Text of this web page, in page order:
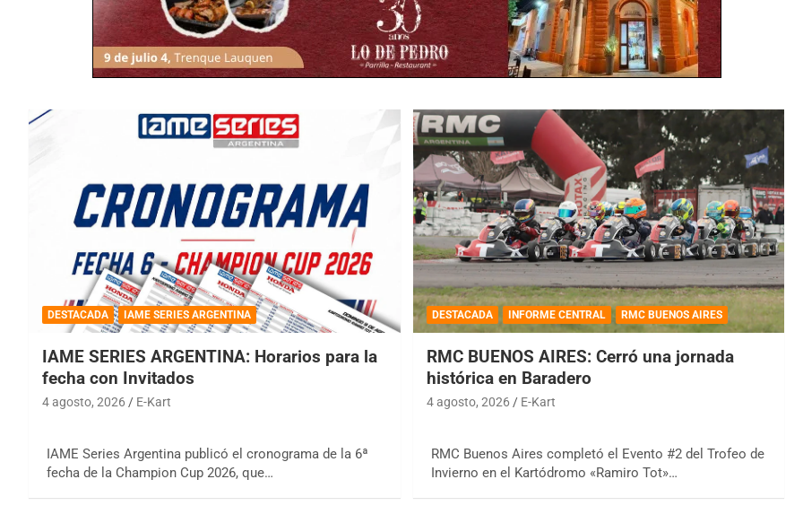
DESTACADA IAME SERIES ARGENTINA
IAME SERIES ARGENTINA: Horarios para la
fecha con Invitados
4 agosto, 2026 E-Kart
IAME Series Argentina publicó el cronograma de la 6ª
fecha de la Champion Cup 2026, que…
DESTACADA INFORME CENTRAL RMC BUENOS AIRES
RMC BUENOS AIRES: Cerró una jornada
histórica en Baradero
4 agosto, 2026 E-Kart
RMC Buenos Aires completó el Evento #2 del Trofeo de
Invierno en el Kartódromo «Ramiro Tot»…